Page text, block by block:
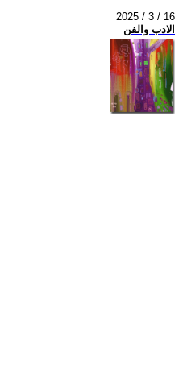
2025 / 3 / 16
الادب والفن